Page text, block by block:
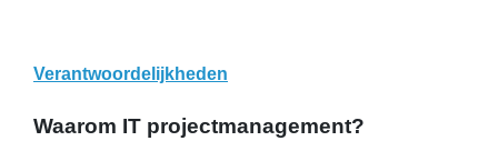
Verantwoordelijkheden
Waarom IT projectmanagement?